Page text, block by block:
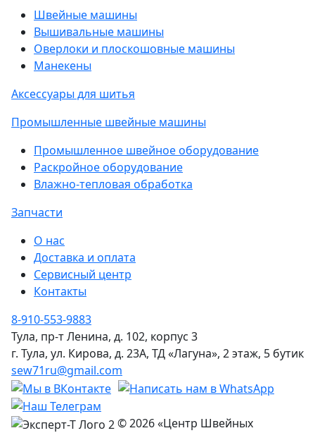
Швейные машины
Вышивальные машины
Оверлоки и плоскошовные машины
Манекены
Аксессуары для шитья
Промышленные швейные машины
Промышленное швейное оборудование
Раскройное оборудование
Влажно-тепловая обработка
Запчасти
О нас
Доставка и оплата
Сервисный центр
Контакты
8-910-553-9883
Тула, пр-т Ленина, д. 102, корпус 3
г. Тула, ул. Кирова, д. 23А, ТД «Лагуна», 2 этаж, 5 бутик
sew71ru@gmail.com
© 2026 «Центр Швейных